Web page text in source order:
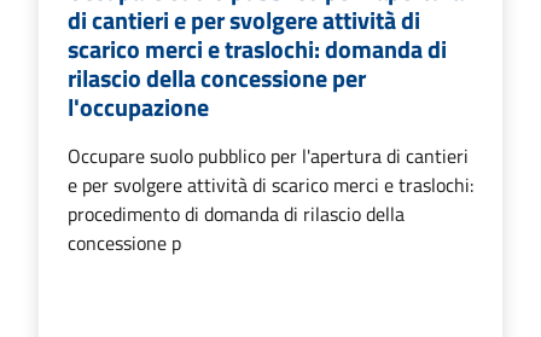
di cantieri e per svolgere attività di
scarico merci e traslochi: domanda di
rilascio della concessione per
l'occupazione
Occupare suolo pubblico per l'apertura di cantieri
e per svolgere attività di scarico merci e traslochi:
procedimento di domanda di rilascio della
concessione p